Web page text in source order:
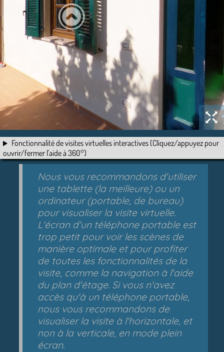
Fonctionnalité de visites virtuelles interactives (Cliquez/appuyez pour
ouvrir/fermer l'aide à 360°)
Nous vous recommandons d'utiliser
une tablette (la meilleure) ou un
ordinateur (portable, de bureau)
pour visualiser la visite virtuelle.
L'écran d'un téléphone portable est
trop petit pour voir les scènes de
manière optimale et pour profiter
de toutes les fonctionnalités de la
visite, comme la navigation à l'aide
du plan d'étage. Si vous n'avez
accès qu'à un téléphone portable,
nous vous recommandons de
visualiser la visite à l'horizontale, et
non à la verticale, en mode plein
écran.